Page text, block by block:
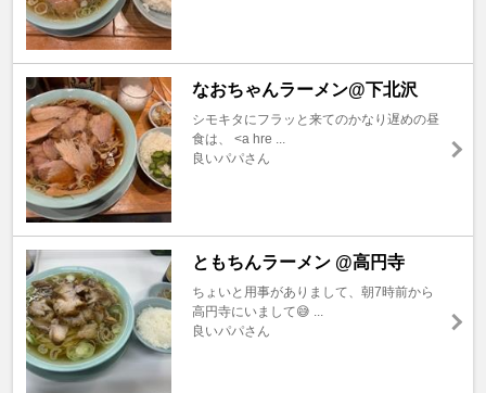
なおちゃんラーメン@下北沢
シモキタにフラッと来てのかなり遅めの昼
食は、 <a hre ...
良いパパさん
ともちんラーメン @高円寺
ちょいと用事がありまして、朝7時前から
高円寺にいまして😅 ...
良いパパさん